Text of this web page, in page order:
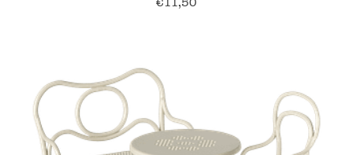
Over ons
Contact